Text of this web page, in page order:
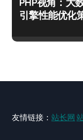
引擎性能优化
友情链接： 站长网